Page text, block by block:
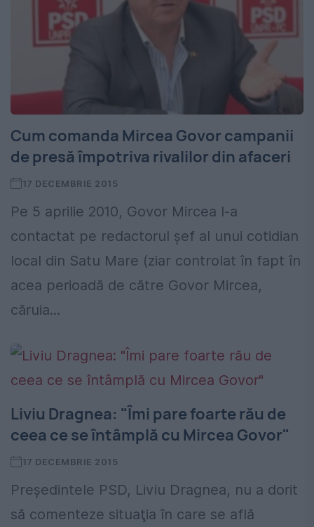
Cum comanda Mircea Govor campanii
de presă împotriva rivalilor din afaceri
17 DECEMBRIE 2015
Pe 5 aprilie 2010, Govor Mircea l-a
contactat pe redactorul șef al unui cotidian
local din Satu Mare (ziar controlat în fapt în
acea perioadă de către Govor Mircea,
căruia...
Liviu Dragnea: "Îmi pare foarte rău de
ceea ce se întâmplă cu Mircea Govor"
17 DECEMBRIE 2015
Preşedintele PSD, Liviu Dragnea, nu a dorit
să comenteze situaţia în care se află